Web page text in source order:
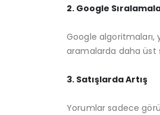
2. Google
Google
aramalarda daha üst
3. Satışlarda Artış
Yorumlar sadece